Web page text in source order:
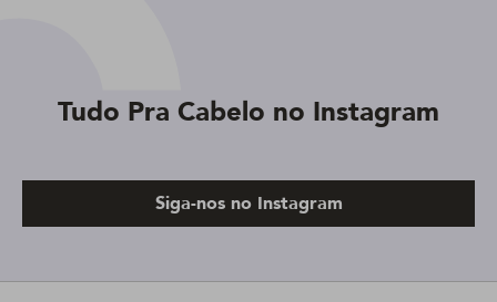
Tudo Pra Cabelo no Instagram
Siga-nos no Instagram